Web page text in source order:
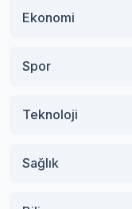
Ekonomi
Spor
Teknoloji
Sağlık